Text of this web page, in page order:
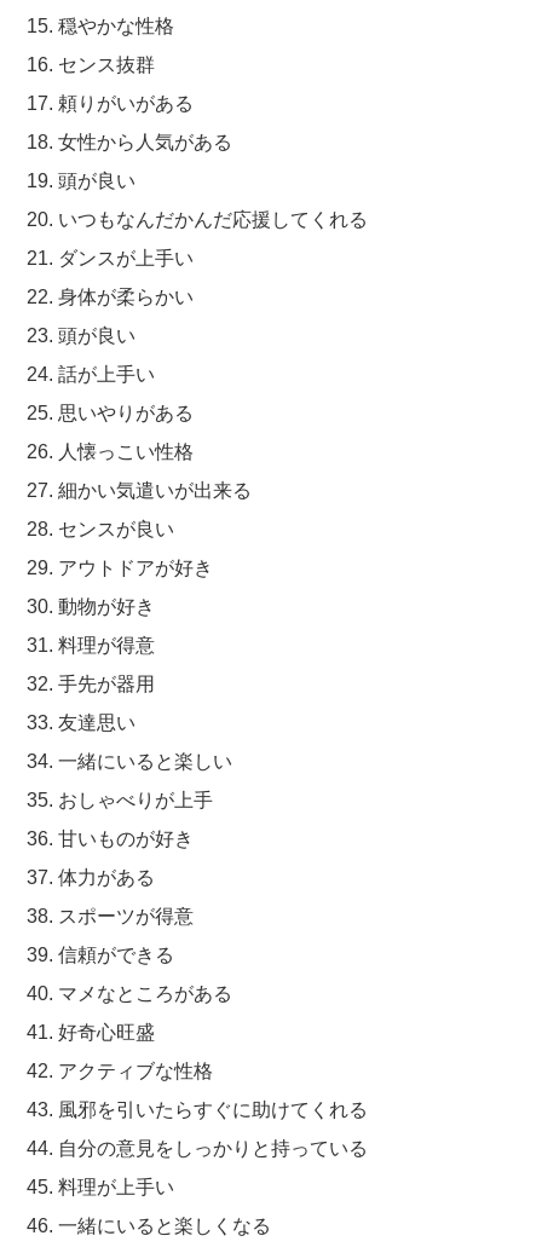
15. 穏やかな性格
16. センス抜群
17. 頼りがいがある
18. 女性から人気がある
19. 頭が良い
20. いつもなんだかんだ応援してくれる
21. ダンスが上手い
22. 身体が柔らかい
23. 頭が良い
24. 話が上手い
25. 思いやりがある
26. 人懐っこい性格
27. 細かい気遣いが出来る
28. センスが良い
29. アウトドアが好き
30. 動物が好き
31. 料理が得意
32. 手先が器用
33. 友達思い
34. 一緒にいると楽しい
35. おしゃべりが上手
36. 甘いものが好き
37. 体力がある
38. スポーツが得意
39. 信頼ができる
40. マメなところがある
41. 好奇心旺盛
42. アクティブな性格
43. 風邪を引いたらすぐに助けてくれる
44. 自分の意見をしっかりと持っている
45. 料理が上手い
46. 一緒にいると楽しくなる